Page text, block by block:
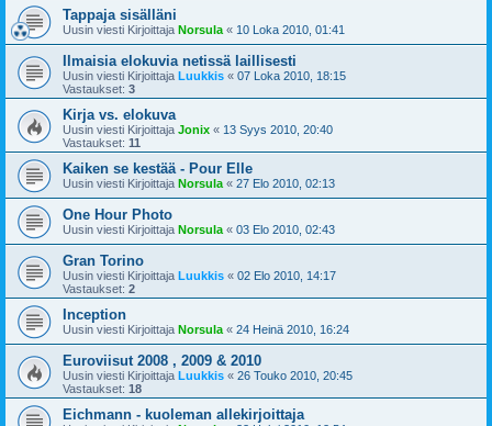
Tappaja sisälläni
Uusin viesti Kirjoittaja Norsula « 10 Loka 2010, 01:41
Ilmaisia elokuvia netissä laillisesti
Uusin viesti Kirjoittaja Luukkis « 07 Loka 2010, 18:15
Vastaukset: 3
Kirja vs. elokuva
Uusin viesti Kirjoittaja Jonix « 13 Syys 2010, 20:40
Vastaukset: 11
Kaiken se kestää - Pour Elle
Uusin viesti Kirjoittaja Norsula « 27 Elo 2010, 02:13
One Hour Photo
Uusin viesti Kirjoittaja Norsula « 03 Elo 2010, 02:43
Gran Torino
Uusin viesti Kirjoittaja Luukkis « 02 Elo 2010, 14:17
Vastaukset: 2
Inception
Uusin viesti Kirjoittaja Norsula « 24 Heinä 2010, 16:24
Euroviisut 2008 , 2009 & 2010
Uusin viesti Kirjoittaja Luukkis « 26 Touko 2010, 20:45
Vastaukset: 18
Eichmann - kuoleman allekirjoittaja